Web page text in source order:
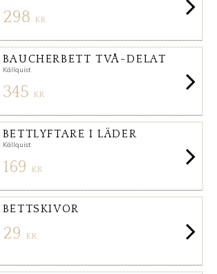
298 KR
BAUCHERBETT TVÅ-DELAT
Källquist
345 KR
BETTLYFTARE I LÄDER
Källquist
169 KR
BETTSKIVOR
29 KR